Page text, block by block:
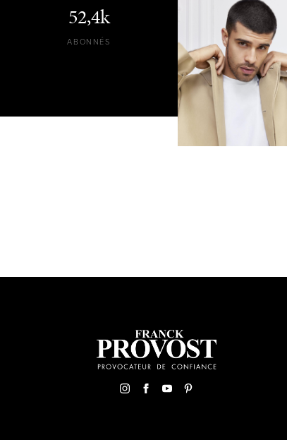
52,4k
ABONNÉS